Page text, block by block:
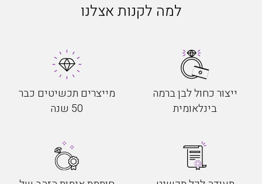
למה לקנות אצלנו
ייצור כחול לבן ברמה
בינלאומית
מייצרים תכשיטים כבר
50 שנה